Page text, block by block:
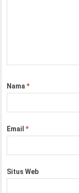
Nama*
Email*
Situs Web